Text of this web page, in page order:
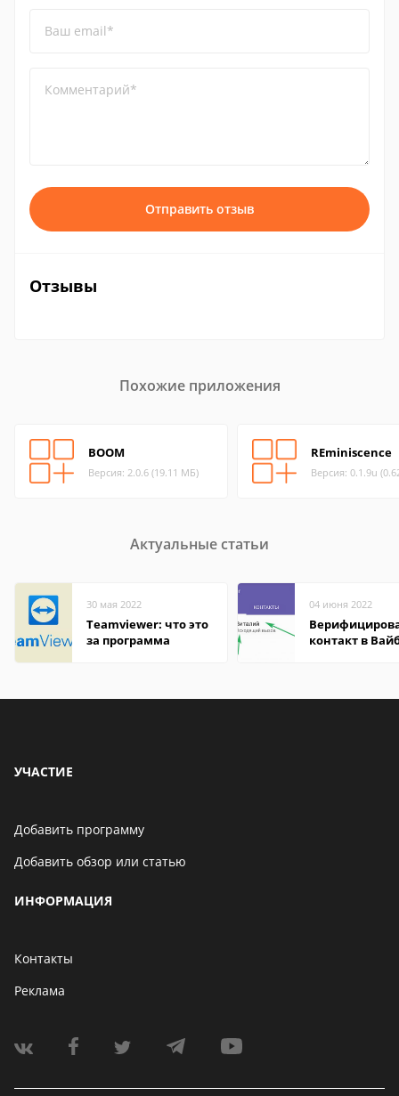
Ваш email*
Комментарий*
Отправить отзыв
Отзывы
Похожие приложения
BOOM
Версия: 2.0.6 (19.11 МБ)
REminiscence
Версия: 0.1.9u
Актуальные статьи
30 мая 2022
Teamviewer: что это
за программа
04 июня 2022
контакт в
УЧАСТИЕ
Добавить программу
Добавить обзор или статью
ИНФОРМАЦИЯ
Контакты
Реклама